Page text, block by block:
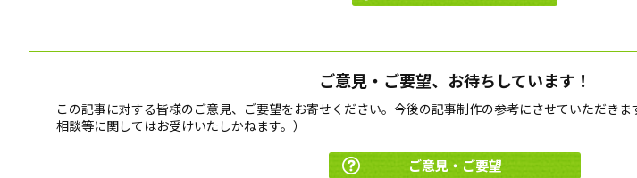
ご意見・ご要望、お待ちしています！
この記事に対する皆様のご意見、ご要望をお寄せください。今後の記事制作の参考にさせていただき
相談等に関してはお受けいたしかねます。）
ご意見・ご要望